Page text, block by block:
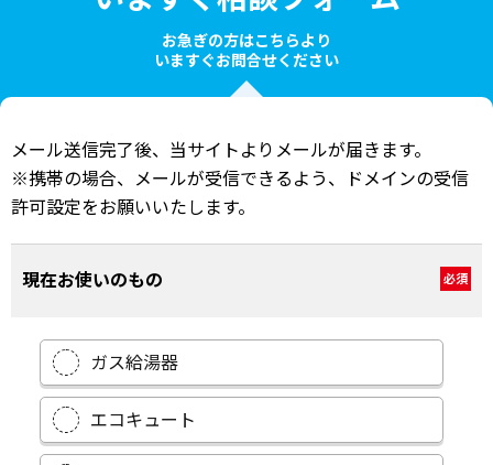
お急ぎの方はこちらより
いますぐお問合せください
メール送信完了後、当サイトよりメールが届きます。
※携帯の場合、メールが受信できるよう、ドメインの受信
許可設定をお願いいたします。
現在お使いのもの 必須
ガス給湯器
エコキュート